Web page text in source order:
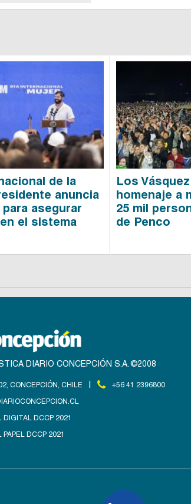
de la
anuncia
asegurar
el sistema
Los
homenaje a
25 mil
de Penco
DIARIO CONCEPCIÓN S.A. ©2008
CONCEPCIÓN, CHILE
+56 41 2396800
DIGITAL DCCP 2021
PAPEL DCCP 2021